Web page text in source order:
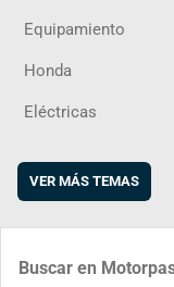
Equipamiento
Honda
Eléctricas
VER MÁS TEMAS